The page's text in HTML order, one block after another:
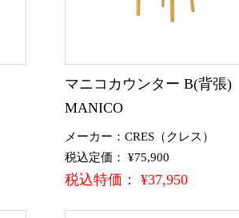
マニコカウンター B(背張)
MANICO
メーカー：CRES（クレス）
税込定価： ¥75,900
税込特価： ¥37,950